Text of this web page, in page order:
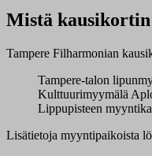
Mistä kausikortin
Tampere Filharmonian
Tampere-talon
Kulttuurimyymälä
Lippupisteen
Lisätietoja myyntipaikoista